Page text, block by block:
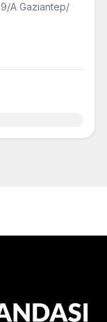
A Gaziantep/